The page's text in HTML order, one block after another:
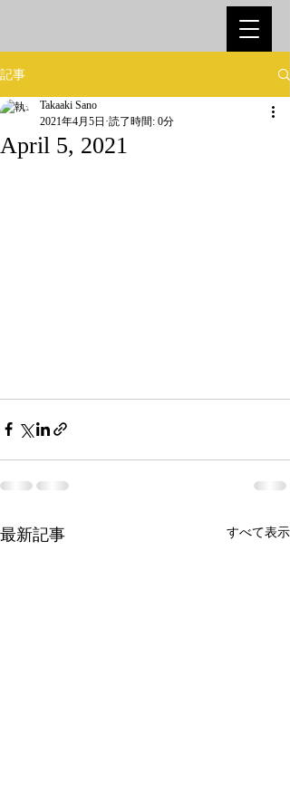
記事
April 5, 2021
Takaaki Sano
2021年4月5日 読了時間: 0分
最新記事 すべて表示